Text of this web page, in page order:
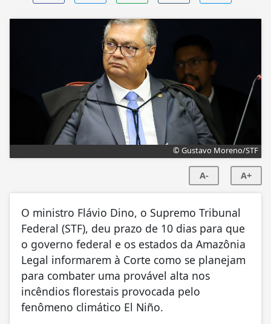
© Gustavo Moreno/STF
A- A+
O ministro Flávio Dino, o Supremo Tribunal
Federal (STF), deu prazo de 10 dias para que
o governo federal e os estados da Amazônia
Legal informarem à Corte como se planejam
para combater uma provável alta nos
incêndios florestais provocada pelo
fenômeno climático El Niño.